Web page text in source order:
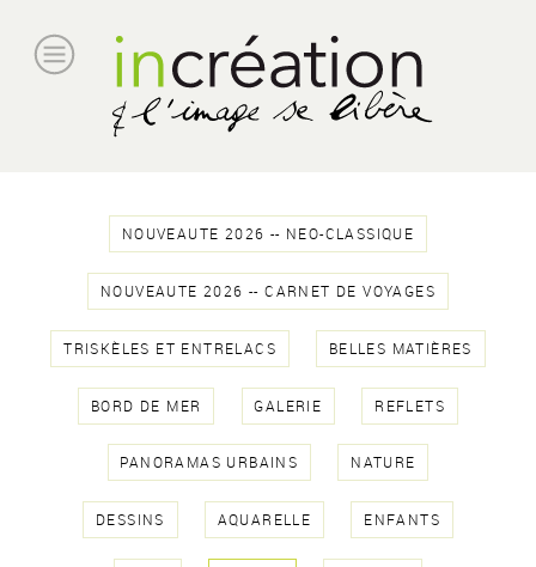
NOUVEAUTE 2026 -- NEO-CLASSIQUE
NOUVEAUTE 2026 -- CARNET DE VOYAGES
TRISKÈLES ET ENTRELACS BELLES MATIÈRES
BORD DE MER GALERIE REFLETS
PANORAMAS URBAINS NATURE
DESSINS AQUARELLE ENFANTS